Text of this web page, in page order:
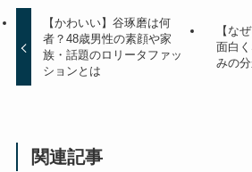
【かわいい】谷琢磨は何
者？48歳男性の素顔や家
族・話題のロリータファッ
ションとは
【な
面白
みの
関連記事